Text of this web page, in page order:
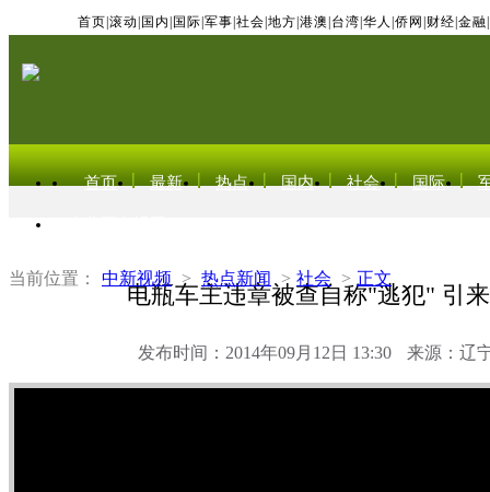
首页 滚动 国内 国际 军事 社会 地方 港澳 台湾 华人 侨网 财经 金融
首页 最新 热点 国内 社会 国际
当前位置： 中新视频 > 热点新闻 > 社会 > 正文
电瓶车主违章被查自称"逃犯" 引
发布时间：2014年09月12日 13:30 来源：辽